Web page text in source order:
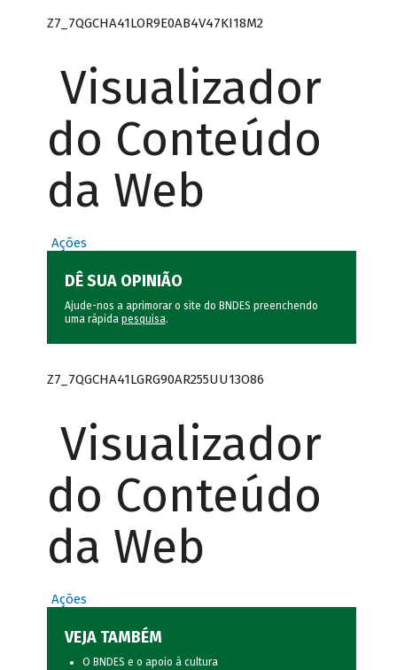
Z7_7QGCHA41LOR9E0AB4V47KI18M2
Visualizador
do Conteúdo
da Web
Ações
DÊ SUA OPINIÃO
Ajude-nos a aprimorar o site do BNDES preenchendo
uma rápida pesquisa.
Z7_7QGCHA41LGRG90AR255UU13O86
Visualizador
do Conteúdo
da Web
Ações
VEJA TAMBÉM
O BNDES e o apoio à cultura